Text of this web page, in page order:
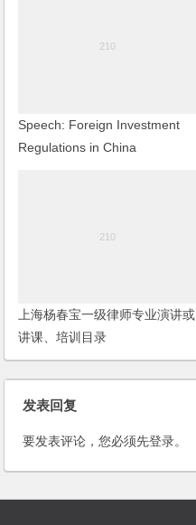
Speech: Foreign Investment
Regulations in China
上海杨春宝一级律师专业演讲或
讲课、培训目录
发表回复
要发表评论，您必须先登录。